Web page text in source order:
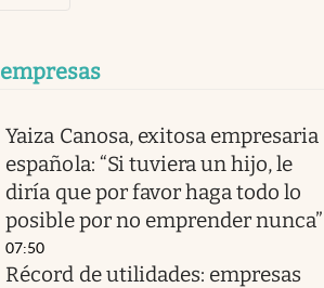
empresas
Yaiza Canosa, exitosa empresaria
española: “Si tuviera un hijo, le
diría que por favor haga todo lo
posible por no emprender nunca”
07:50
Récord de utilidades: empresas